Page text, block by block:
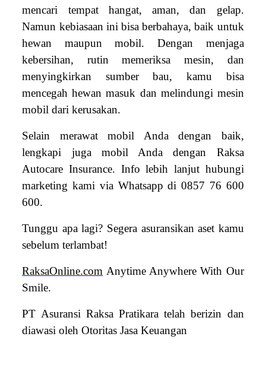
mencari tempat hangat, aman, dan gelap.
Namun kebiasaan ini bisa berbahaya, baik untuk
hewan maupun mobil. Dengan menjaga
kebersihan, rutin memeriksa mesin, dan
menyingkirkan sumber bau, kamu bisa
mencegah hewan masuk dan melindungi mesin
mobil dari kerusakan.
Selain merawat mobil Anda dengan baik,
lengkapi juga mobil Anda dengan Raksa
Autocare Insurance. Info lebih lanjut hubungi
marketing kami via Whatsapp di 0857 76 600
600.
Tunggu apa lagi? Segera asuransikan aset kamu
sebelum terlambat!
RaksaOnline.com Anytime Anywhere With Our
Smile.
PT Asuransi Raksa Pratikara telah berizin dan
diawasi oleh Otoritas Jasa Keuangan